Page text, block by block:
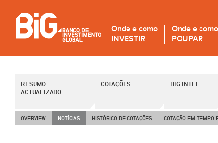
Onde e como
INVESTIR
Onde e como
POUPAR
RESUMO
ACTUALIZADO
COTAÇÕES BIG INTEL
OVERVIEW NOTÍCIAS HISTÓRICO DE COTAÇÕES COTAÇÃO EM TEMPO